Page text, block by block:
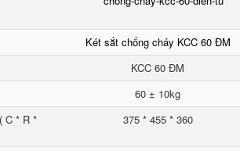
Két sắt chống cháy KCC 60 ĐM
KCC 60 ĐM
60 ± 10kg
C * R *
375 * 455 * 360